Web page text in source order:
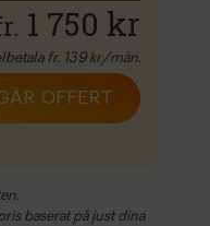
1 750 kr
fr. 139kr/mån.
OFFERT
baserat på just dina